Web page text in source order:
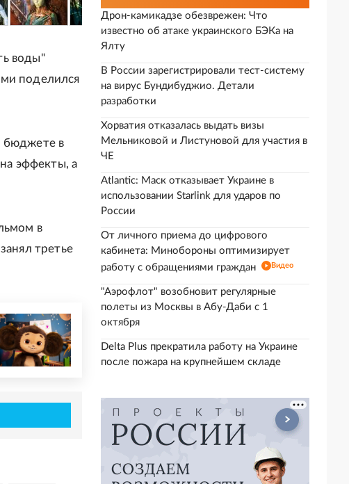
воды"
поделился
бюджете в
эффекты, а
в
третье
Дрон-камикадзе обезврежен: Что
известно об атаке украинского БЭКа на
Ялту
В России зарегистрировали тест-систему
на вирус Бундибуджио. Детали
разработки
Хорватия отказалась выдать визы
Мельниковой и Листуновой для участия в
ЧЕ
Atlantic: Маск отказывает Украине в
использовании Starlink для ударов по
России
От личного приема до цифрового
кабинета: Минобороны оптимизирует
работу с обращениями граждан
Видео
"Аэрофлот" возобновит регулярные
полеты из Москвы в Абу-Даби с 1
октября
Delta Plus прекратила работу на Украине
после пожара на крупнейшем складе